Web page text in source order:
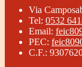
Via
Tel: 0532
Email:
PEC:
C.F.: